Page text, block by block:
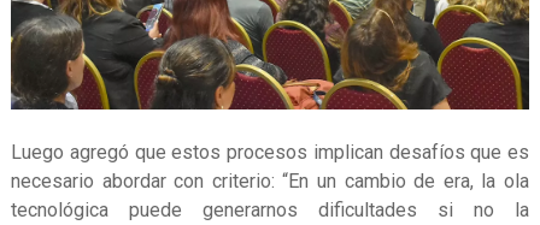
Luego agregó que estos procesos implican desafíos que es
necesario abordar con criterio: “En un cambio de era, la ola
tecnológica puede generarnos dificultades si no la